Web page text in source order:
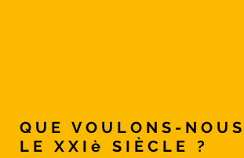
QUE VOULONS-
LE XXIè SIÈCLE ?